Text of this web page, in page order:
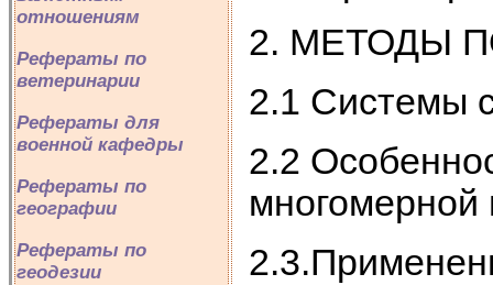
отношениям
Рефераты по
ветеринарии
Рефераты для
военной кафедры
Рефераты по
географии
Рефераты по
геодезии
2. МЕТОДЫ
2.1 Системы
2.2
многомерной